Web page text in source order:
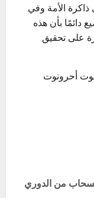
الأمة وفي
دائمًا بأن هذه
على تحقيق
أحرونوت
من الدوري